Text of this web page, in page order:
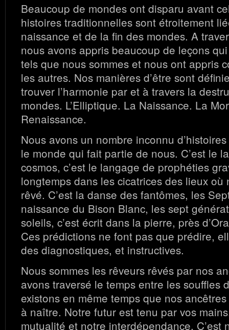
Beaucoup de mondes ont disparu avant
histoires traditionnelles sont étroitement
naissance et de la fin des mondes. A
nous avons appris beaucoup de leçons
tels que nous sommes et nous ont appris
les autres. Nos manières d’être sont
trouver l’harmonie par et à travers la
mondes. L’Elliptique. La Naissance. La
Renaissance.
Nous avons un nombre inconnu
le monde qui fait partie de nous. C’est le
cosmos, c’est le langage de prophéties
longtemps dans les cicatrices des lieux où
rêvé. C’est la danse des fantômes, les
naissance du Bison Blanc, les sept
soleils, c’est écrit dans la pierre, près
Ces prédictions ne font pas que prédire,
des diagnostiques, et instructives.
Nous sommes les rêveurs rêvés par nos
avons traversé le temps entre les souffles
existons en même temps que nos
à naître. Notre futur est tenu par vos
mutualité et notre interdépendance. C’est